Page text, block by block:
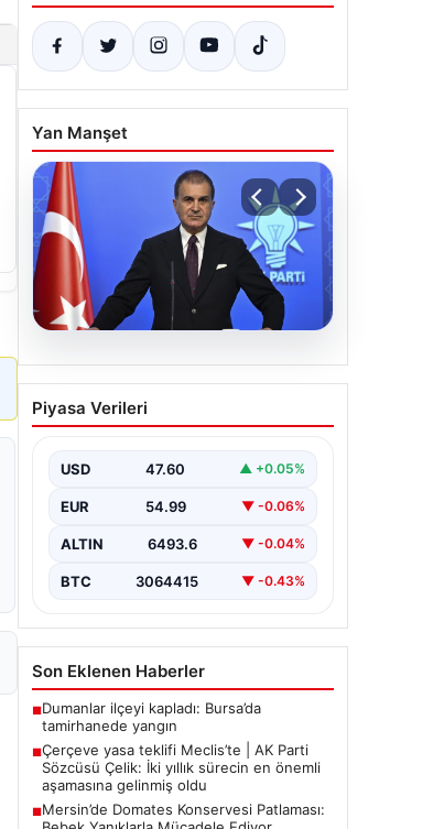
Yan Manşet
Çerçeve yasa teklifi
Meclis’te | AK Parti
sürecin en önemli
aşamasına gelinmiş oldu
Piyasa Verileri
USD 47.60 ▲ +0.05%
EUR 54.99 ▼ -0.06%
ALTIN 6493.6 ▼ -0.04%
BTC 3064415 ▼ -0.43%
Son Eklenen Haberler
■Dumanlar ilçeyi kapladı: Bursa’da
tamirhanede yangın
■Çerçeve yasa teklifi Meclis’te | AK Parti
Sözcüsü Çelik: İki yıllık sürecin en önemli
aşamasına gelinmiş oldu
■Mersin’de Domates Konservesi Patlaması: